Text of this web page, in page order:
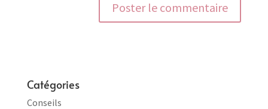
Catégories
Conseils